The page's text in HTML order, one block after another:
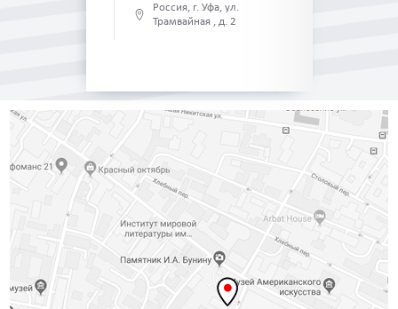
Россия, г. Уфа, ул.
Трамвайная , д. 2